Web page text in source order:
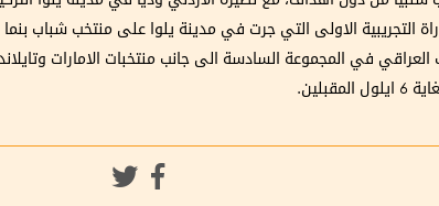
التجريبية الاولى التي جرت في مدينة يلوا على منتخب شباب
العراقي في المجموعة السادسة الى جانب منتخبات الامارات